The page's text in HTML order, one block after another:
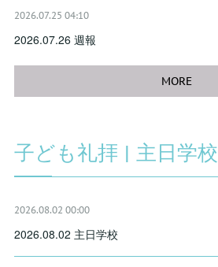
2026.07.25 04:10
2026.07.26 週報
MORE
子ども礼拝 | 主日学校
2026.08.02 00:00
2026.08.02 主日学校